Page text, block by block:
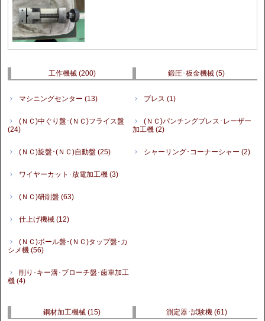
工作機械 (200)
マシニングセンター(13)
(ＮＣ)中ぐり盤･(ＮＣ)フライス盤
(24)
(ＮＣ)旋盤･(ＮＣ)自動盤(25)
ワイヤーカット･放電加工機(3)
(ＮＣ)研削盤(63)
仕上げ機械(12)
(ＮＣ)ボール盤･(ＮＣ)タップ盤･カ
シメ機(56)
削り･キー溝･ブローチ盤･歯車加工
機(4)
鍛圧･板金機械(5)
プレス (1)
(ＮＣ)パンチングプレス･レーザー
加工機 (2)
シャーリング･コーナーシャー (2)
鋼材加工機械(15) 測定器･試験機 (61)